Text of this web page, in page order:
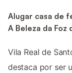
Alugar casa de
A Beleza da Foz
Vila Real de
destaca por ser